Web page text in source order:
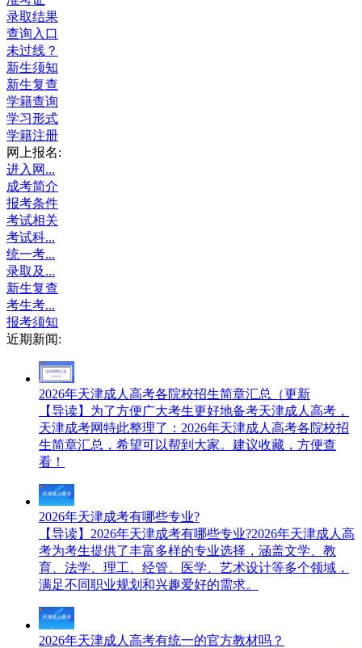
录取结果
查询入口
未过线？
新生须知
新生复查
学籍查询
学习形式
学籍注册
网上报名:
进入网...
成考简介
报考条件
考试相关
考试科...
统一考...
录取及...
新生复查
考生考...
报考须知
近期新闻:
2026年天津成人高考各院校招生简章汇总（更新
【导读】为了方便广大考生更好地备考天津成人高考，
天津成考网特此整理了：2026年天津成人高考各院校招
生简章汇总，希望可以帮到大家。建议收藏，方便查
看！
2026年天津成考有哪些专业?
【导读】2026年天津成考有哪些专业?2026年天津成人高
考为考生提供了丰富多样的专业选择，涵盖文学、教
育、法学、理工、经管、医学、艺术设计等多个领域，
满足不同职业规划和兴趣爱好的需求。
2026年天津成人高考有统一的官方教材吗？